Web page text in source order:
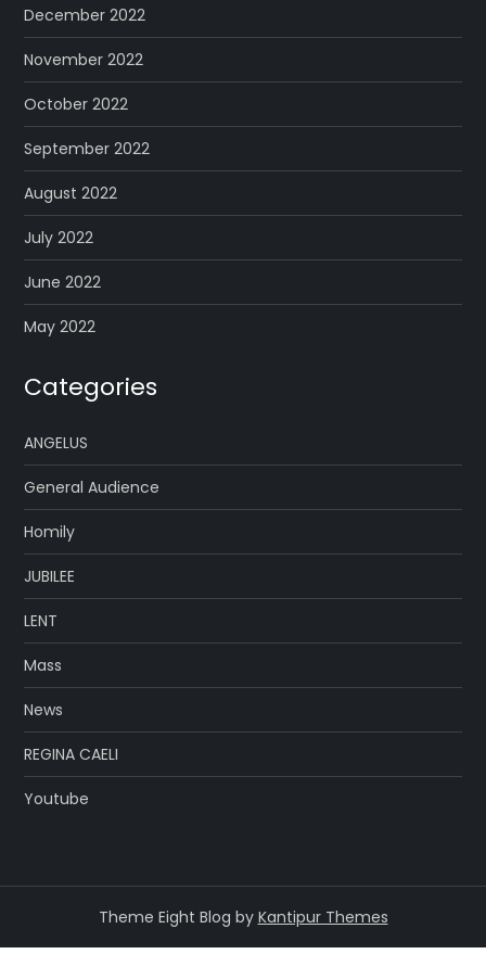
December 2022
November 2022
October 2022
September 2022
August 2022
July 2022
June 2022
May 2022
Categories
ANGELUS
General Audience
Homily
JUBILEE
LENT
Mass
News
REGINA CAELI
Youtube
Theme Eight Blog by Kantipur Themes